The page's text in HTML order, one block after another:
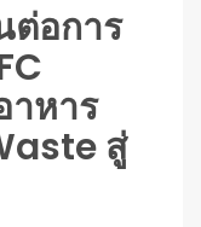
อการ
าหาร
สู่